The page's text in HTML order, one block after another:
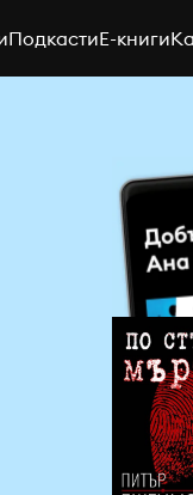
ПодкастиE-книги